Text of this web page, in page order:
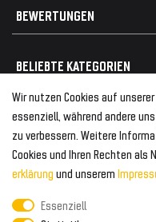
Wir nutzen Cookies auf
essenziell, während andere
zu verbessern. Weitere
Cookies und Ihren Rechten als
erklärung und unserem
Essenziell
Elektro- / Altteilentsorgung
Geeignet für Mercedes
BEWERTUNGEN
BELIEBTE KATEGORIEN
Frontspoiler
Heckspoiler
Kabelbäume
Kühlergrill
FOLGEN SIE UNS AUF
Tuning Fanatics
ZAHLUNG & VERSAND
Zahlungsanbieter